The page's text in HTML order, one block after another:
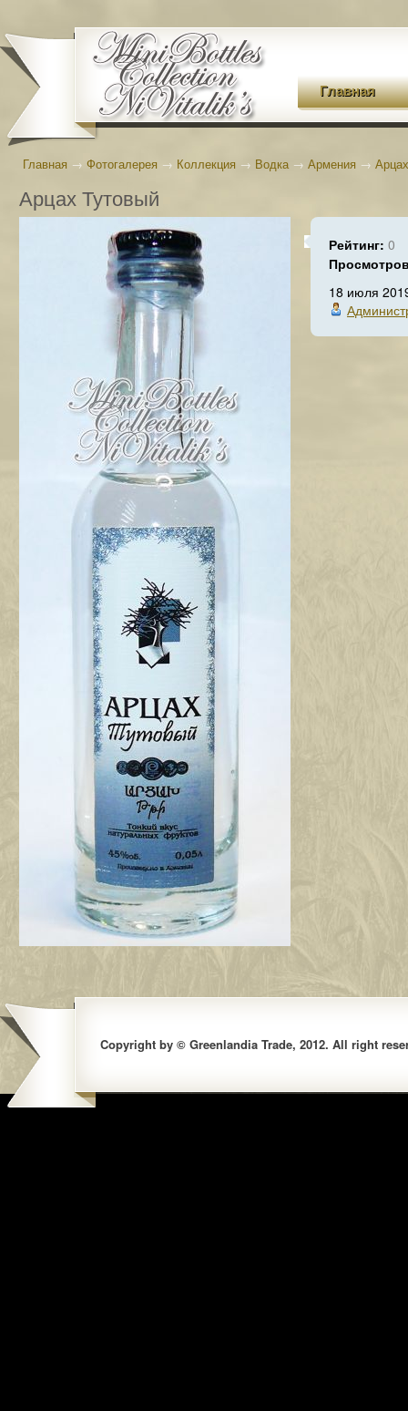
Главная
Главная → Фотогалерея → Коллекция → Водка→ Армения →
Арцах Тутовый
Рейтинг: 0
18 июля
Copyright by © Greenlandia Trade, 2012. All right